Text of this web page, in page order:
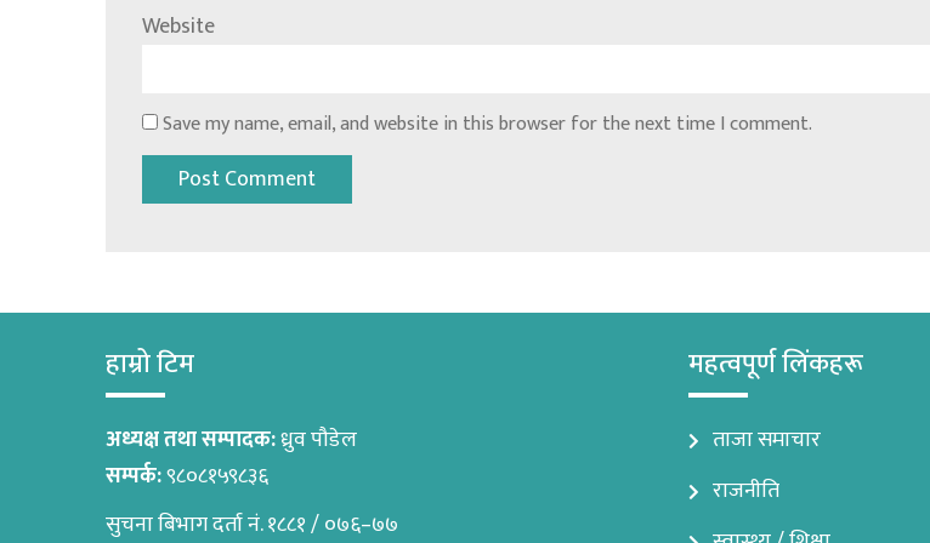
Website
Save my name, email, and website in this browser for the next time I comment.
हाम्रो टिम
अध्यक्ष तथा सम्पादक:ध्रुव पौडेल
सम्पर्क:९८०८१५९८३६
सुचना बिभाग दर्ता नं. १८८१ / ०७६–७७
महत्वपूर्ण लिंकहरू
ताजा समाचार
राजनीति